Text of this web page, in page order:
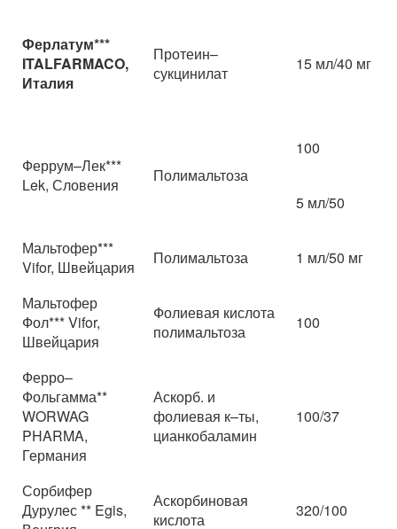
Ферлатум***
ITALFARMACO,
Италия
Протеин–
сукцинилат
15 мл/40 мг
Феррум–Лек***
Lek, Словения
Полимальтоза
100
5 мл/50
Мальтофер***
Vifor, Швейцария
Полимальтоза 1 мл/50 мг
Мальтофер
Фол*** Vifor,
Швейцария
Фолиевая кислота
полимальтоза
100
Ферро–
Фольгамма**
WORWAG
PHARMA,
Германия
Аскорб. и
фолиевая к–ты,
цианкобаламин
100/37
Сорбифер
Дурулес ** Egis,
Аскорбиновая
кислота
320/100